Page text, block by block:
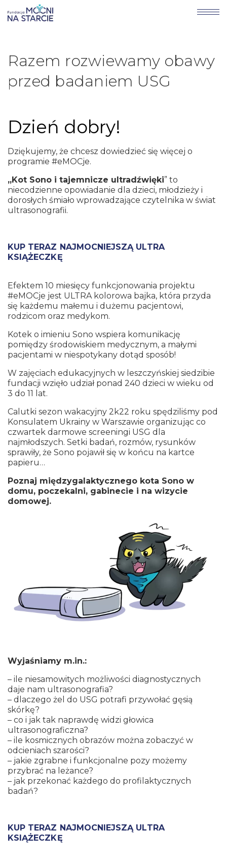
Razem rozwiewamy obawy
przed badaniem USG
Dzień dobry!
Dziękujemy, że chcesz dowiedzieć się więcej o
programie #eMOCje.
„Kot Sono i tajemnicze ultradźwięki” to
niecodzienne opowiadanie dla dzieci, młodzieży i
dorosłych śmiało wprowadzające czytelnika w świat
ultrasonografii.
KUP TERAZ NAJMOCNIEJSZĄ ULTRA
KSIĄŻECZKĘ
Efektem 10 miesięcy funkcjonowania projektu
#eMOCje jest ULTRA kolorowa bajka, która przyda
się każdemu małemu i dużemu pacjentowi,
rodzicom oraz medykom.
Kotek o imieniu Sono wspiera komunikację
pomiędzy środowiskiem medycznym, a małymi
pacjentami w niespotykany dotąd sposób!
W zajęciach edukacyjnych w leszczyńskiej siedzibie
fundacji wzięło udział ponad 240 dzieci w wieku od
3 do 11 lat.
Calutki sezon wakacyjny 2k22 roku spędziliśmy pod
Konsulatem Ukrainy w Warszawie organizując co
czwartek darmowe screeningi USG dla
najmłodszych. Setki badań, rozmów, rysunków
sprawiły, że Sono pojawił się w końcu na kartce
papieru…
Poznaj międzygalaktycznego kota Sono w
domu, poczekalni, gabinecie i na wizycie
domowej.
Wyjaśniamy m.in.:
– ile niesamowitych możliwości diagnostycznych
daje nam ultrasonografia?
– dlaczego żel do USG potrafi przywołać gęsią
skórkę?
– co i jak tak naprawdę widzi głowica
ultrasonograficzna?
– ile kosmicznych obrazów można zobaczyć w
odcieniach szarości?
– jakie zgrabne i funkcjonalne pozy możemy
przybrać na leżance?
– jak przekonać każdego do profilaktycznych
badań?
KUP TERAZ NAJMOCNIEJSZĄ ULTRA
KSIĄŻECZKĘ